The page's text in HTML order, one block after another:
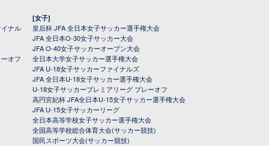
ナル
オフ
[女子]
皇后杯 JFA 全日本女子サッカー選手権大会
JFA 全日本O-30女子サッカー大会
JFA O-40女子サッカーオープン大会
全日本大学女子サッカー選手権大会
JFA U-18女子サッカーファイナルズ
JFA 全日本U-18女子サッカー選手権大会
U-18女子サッカープレミアリーグ プレーオフ
高円宮妃杯 JFA全日本U-15女子サッカー選手権大会
JFA U-15女子サッカーリーグ
全日本高等学校女子サッカー選手権大会
全国高等学校総合体育大会(サッカー競技)
国民スポーツ大会(サッカー競技)